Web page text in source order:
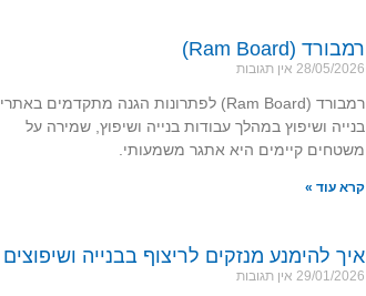
רמבורד (Ram Board)
28/05/2026 אין תגובות
רמבורד (Ram Board) לפתרונות הגנה מתקדמים באתרי
בנייה ושיפוץ במהלך עבודות בנייה ושיפוץ, שמירה על
משטחים קיימים היא אתגר משמעותי.
קרא עוד »
איך להימנע מנזקים לריצוף בבנייה ושיפוצים
29/01/2026 אין תגובות